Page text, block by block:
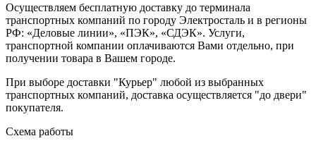
Осуществляем бесплатную доставку до терминала
транспортных компаний по городу Электросталь и в регионы
РФ: «Деловые линии», «ПЭК», «СДЭК». Услуги,
транспортной компании оплачиваются Вами отдельно, при
получении товара в Вашем городе.
При выборе доставки "Курьер" любой из выбранных
транспортных компаний, доставка осуществляется "до двери"
покупателя.
Схема работы